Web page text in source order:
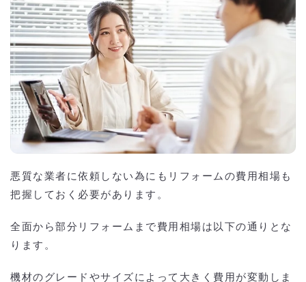
悪質な業者に依頼しない為にもリフォームの費用相場も
把握しておく必要があります。
全面から部分リフォームまで費用相場は以下の通りとな
ります。
機材のグレードやサイズによって大きく費用が変動しま